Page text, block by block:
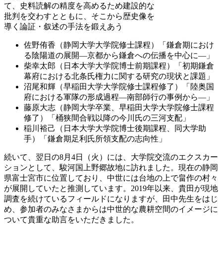
て、史料読解の精度を高めるため建設的な
批判を交わすとともに、そこから歴史像を
導く論証・叙述の手法を鍛えあう
佐野侑香（静岡大学大学院修士課程）「鎌倉期におけ
る陰陽道の展開―京都から鎌倉への伝播を中心に―」
柴幸太郎（日本大学大学院博士前期課程）「初期鎌倉
幕府における北条氏権力に関する研究の現状と課題」
沼尾和輝（早稲田大学大学院修士課程修了）「陸奥国
府における軍隊の形成過程―南部師行の事例から―」
藤原大志（静岡大学卒業、早稲田大学大学院修士課程
修了）「桶狭間合戦以降の今川氏の三河支配」
稲川裕己（日本大学大学院博士後期課程、同大学助
手）「鎌倉期足利氏所領支配の志向性」
続いて、翌日の8月4日（火）には、大学院交流のエクスカー
ションとして、駿河国上野郷故地に訪れました。現在の静岡
県富士宮市に位置しており、中世には台地の上で畠作の村々
が展開していたと推測しています。2019年以来、貴田が現地
調査を続けているフィールドになりますが、田中先生をはじ
め、参加者のみなさまからは中世的な農耕空間のイメージに
ついて貴重な助言をいただきました。